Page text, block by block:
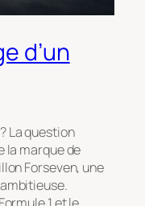
d’un
La question
la marque de
Forseven, une